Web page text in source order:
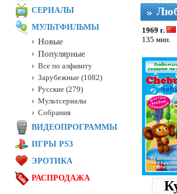
1969 г.
135 мин.
СЕРИАЛЫ
МУЛЬТФИЛЬМЫ
Новые
Популярные
Все по алфавиту
Зарубежные (1082)
Русские (279)
Мультсериалы
Собрания
ВИДЕОПРОГРАММЫ
ИГРЫ PS3
ЭРОТИКА
РАСПРОДАЖА